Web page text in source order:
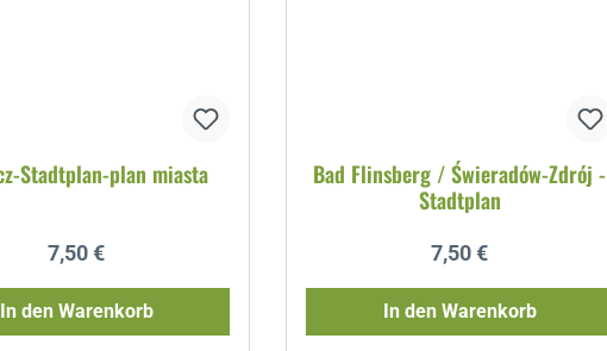
Stadtplan-plan miasta
Regulärer Preis:
7,50 €
In den Warenkorb
Bad Flinsberg / Świeradów-Zdrój -
Stadtplan
Regulärer Preis:
7,50 €
In den Warenkorb